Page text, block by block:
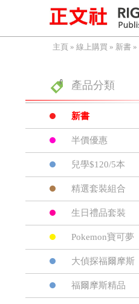
主頁 » 線上購買 » 新書 »
產品分類
新書
半價優惠
兒學$120/5本
精選套裝組合
生日禮品套裝
Pokemon寶可夢
大偵探福爾摩斯
福爾摩斯精品